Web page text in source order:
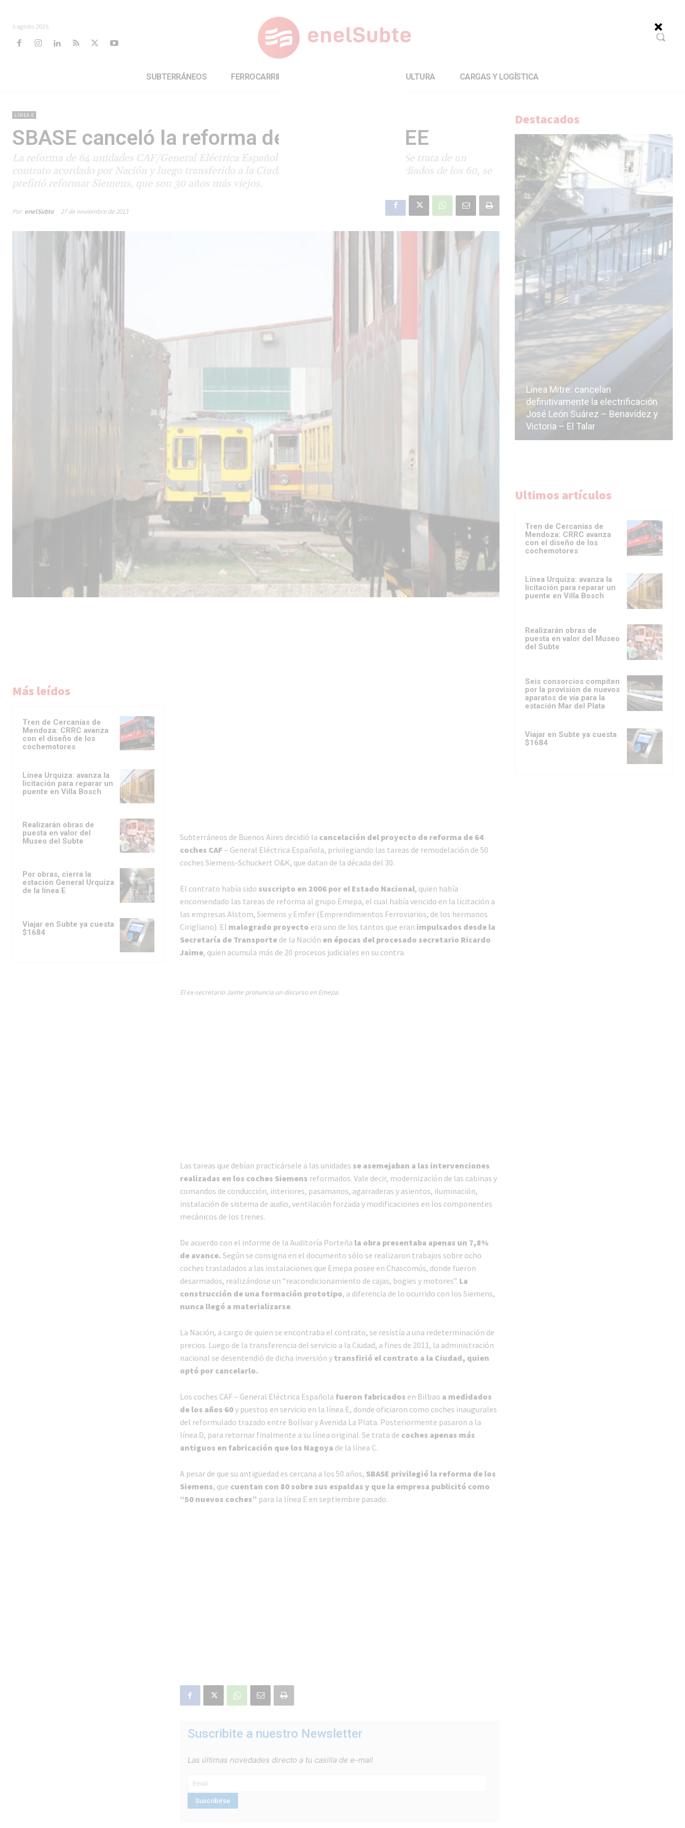
6 agosto 2026
SUBTERRÁNEOS FERROCARRILES CULTURA CARGAS Y LOGÍSTICA
LÍNEA E
SBASE canceló la reforma de 64 coches GEE
La reforma de 64 unidades CAF/General Eléctrica Española fue cancelada por SBASE. Se trata de un
contrato acordado por Nación y luego transferido a la Ciudad. Si bien son trenes de mediados de los 60, se
prefirió reformar Siemens, que son 30 años más viejos.
Por enelSubte 27 de noviembre de 2013
Más leídos
Tren de Cercanías de
Mendoza: CRRC avanza
con el diseño de los
cochemotores
Línea Urquiza: avanza la
licitación para reparar un
puente en Villa Bosch
Realizarán obras de
puesta en valor del
Museo del Subte
Por obras, cierra la
estación General Urquiza
de la línea E
Viajar en Subte ya cuesta
$1684
Subterráneos de Buenos Aires decidió la cancelación del proyecto de reforma de 64
coches CAF – General Eléctrica Española, privilegiando las tareas de remodelación de 50
coches Siemens-Schuckert O&K, que datan de la década del 30.
El contrato había sido suscripto en 2006 por el Estado Nacional, quien había
encomendado las tareas de reforma al grupo Emepa, el cual había vencido en la licitación a
las empresas Alstom, Siemens y Emfer (Emprendimientos Ferroviarios, de los hermanos
Cirigliano). El malogrado proyecto era uno de los tantos que eran impulsados desde la
Secretaría de Transporte de la Nación en épocas del procesado secretario Ricardo
Jaime, quien acumula más de 20 procesos judiciales en su contra.
El ex-secretario Jaime pronuncia un discurso en Emepa.
Las tareas que debían practicársele a las unidades se asemejaban a las intervenciones
realizadas en los coches Siemens reformados. Vale decir, modernización de las cabinas y
comandos de conducción, interiores, pasamanos, agarraderas y asientos, iluminación,
instalación de sistema de audio, ventilación forzada y modificaciones en los componentes
mecánicos de los trenes.
De acuerdo con el informe de la Auditoría Porteña la obra presentaba apenas un 7,8%
de avance. Según se consigna en el documento sólo se realizaron trabajos sobre ocho
coches trasladados a las instalaciones que Emepa posee en Chascomús, donde fueron
desarmados, realizándose un “reacondicionamiento de cajas, bogies y motores”. La
construcción de una formación prototipo, a diferencia de lo ocurrido con los Siemens,
nunca llegó a materializarse.
La Nación, a cargo de quien se encontraba el contrato, se resistía a una redeterminación de
precios. Luego de la transferencia del servicio a la Ciudad, a fines de 2011, la administración
nacional se desentendió de dicha inversión ytransfirió el contrato a la Ciudad, quien
optó por cancelarlo.
Los coches CAF – General Eléctrica Española fueron fabricados en Bilbao a medidados
de los años 60y puestos en servicio en la línea E, donde oficiaron como coches inaugurales
del reformulado trazado entre Bolívar y Avenida La Plata. Posteriormente pasaron a la
línea D, para retornar finalmente a su línea original. Se trata de coches apenas más
antiguos en fabricación que los Nagoya de la línea C.
A pesar de que su antigüedad es cercana a los 50 años, SBASE privilegió la reforma de los
Siemens, que cuentan con 80 sobre sus espaldas y que la empresa publicitó como
“50 nuevos coches” para la línea E en septiembre pasado.
Suscribite a nuestro Newsletter
Las últimas novedades directo a tu casilla de e-mail
Destacados
los cambios sin fin al proyecto de
la línea F
Línea Mitre: cancelan
definitivamente la electrificación
José León Suárez – Benavídez y
Victoria – El Talar
Ultimos artículos
Tren de Cercanías de
Mendoza: CRRC avanza
con el diseño de los
cochemotores
Línea Urquiza: avanza la
licitación para reparar un
puente en Villa Bosch
Realizarán obras de
puesta en valor del Museo
del Subte
Seis consorcios compiten
por la provisión de nuevos
aparatos de vía para la
estación Mar del Plata
Viajar en Subte ya cuesta
$1684